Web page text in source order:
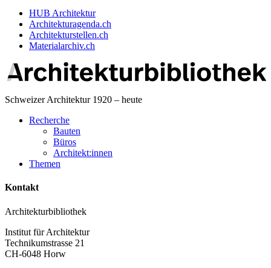
HUB Architektur
Architekturagenda.ch
Architekturstellen.ch
Materialarchiv.ch
Schweizer Architektur 1920 – heute
Recherche
Bauten
Büros
Architekt:innen
Themen
Kontakt
Architekturbibliothek
Institut für Architektur
Technikumstrasse 21
CH-6048 Horw